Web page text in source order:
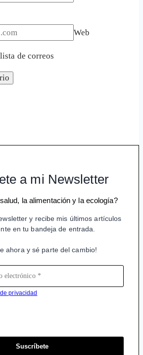
Web
de correos
a mi Newsletter
la alimentación y la ecología?
y recibe mis últimos artículos
en tu bandeja de entrada.
ahora y sé parte del cambio!
privacidad
Suscríbete